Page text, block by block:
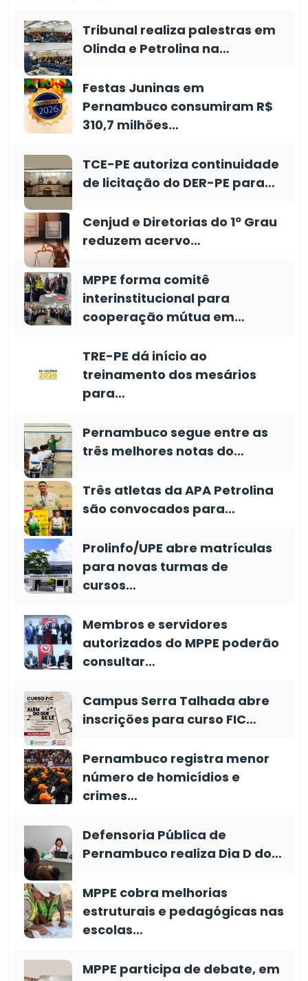
Tribunal realiza palestras em
Olinda e Petrolina na…
Festas Juninas em
Pernambuco consumiram R$
310,7 milhões…
TCE-PE autoriza continuidade
de licitação do DER-PE para…
Cenjud e Diretorias do 1º Grau
reduzem acervo…
MPPE forma comitê
interinstitucional para
cooperação mútua em…
TRE-PE dá início ao
treinamento dos mesários
para…
Pernambuco segue entre as
três melhores notas do…
Três atletas da APA Petrolina
são convocados para…
Prolinfo/UPE abre matrículas
para novas turmas de
cursos…
Membros e servidores
autorizados do MPPE poderão
consultar…
Campus Serra Talhada abre
inscrições para curso FIC…
Pernambuco registra menor
número de homicídios e
crimes…
Defensoria Pública de
Pernambuco realiza Dia D do…
MPPE cobra melhorias
estruturais e pedagógicas nas
escolas…
MPPE participa de debate, em